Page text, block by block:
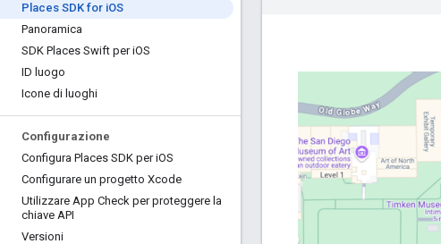
Places SDK for iOS
Panoramica
SDK Places Swift per iOS
ID luogo
Icone di luoghi
Configurazione
Configura Places SDK per iOS
Configurare un progetto Xcode
Utilizzare App Check per proteggere la
chiave API
Versioni